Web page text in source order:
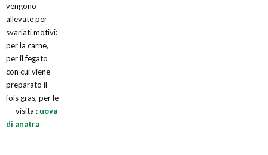
vengono
allevate per
svariati motivi:
per la carne,
per il fegato
con cui viene
preparato il
fois gras, per le
visita : uova
di anatra